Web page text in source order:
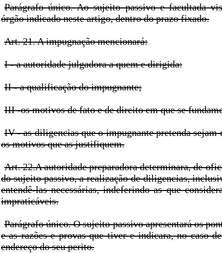
Parágrafo único. Ao sujeito passivo e facultada
órgão indicado neste artigo, dentro do prazo fixado.
Art. 21. A impugnação mencionará:
I - a autoridade julgadora a quem e dirigida:
II - a qualificação do impugnante;
III -os motivos de fato e de direito em que se
IV - as diligencias que o impugnante pretenda sejam
os motivos que as justifiquem.
Art. 22.A autoridade preparadora determinara, de
do sujeito passivo, a realização de diligencias,
entendê-las necessárias, indeferindo as que
impraticáveis.
Parágrafo único. O sujeito passivo apresentará os
e as razões e provas que tiver e indicara, no caso
endereço do seu perito.